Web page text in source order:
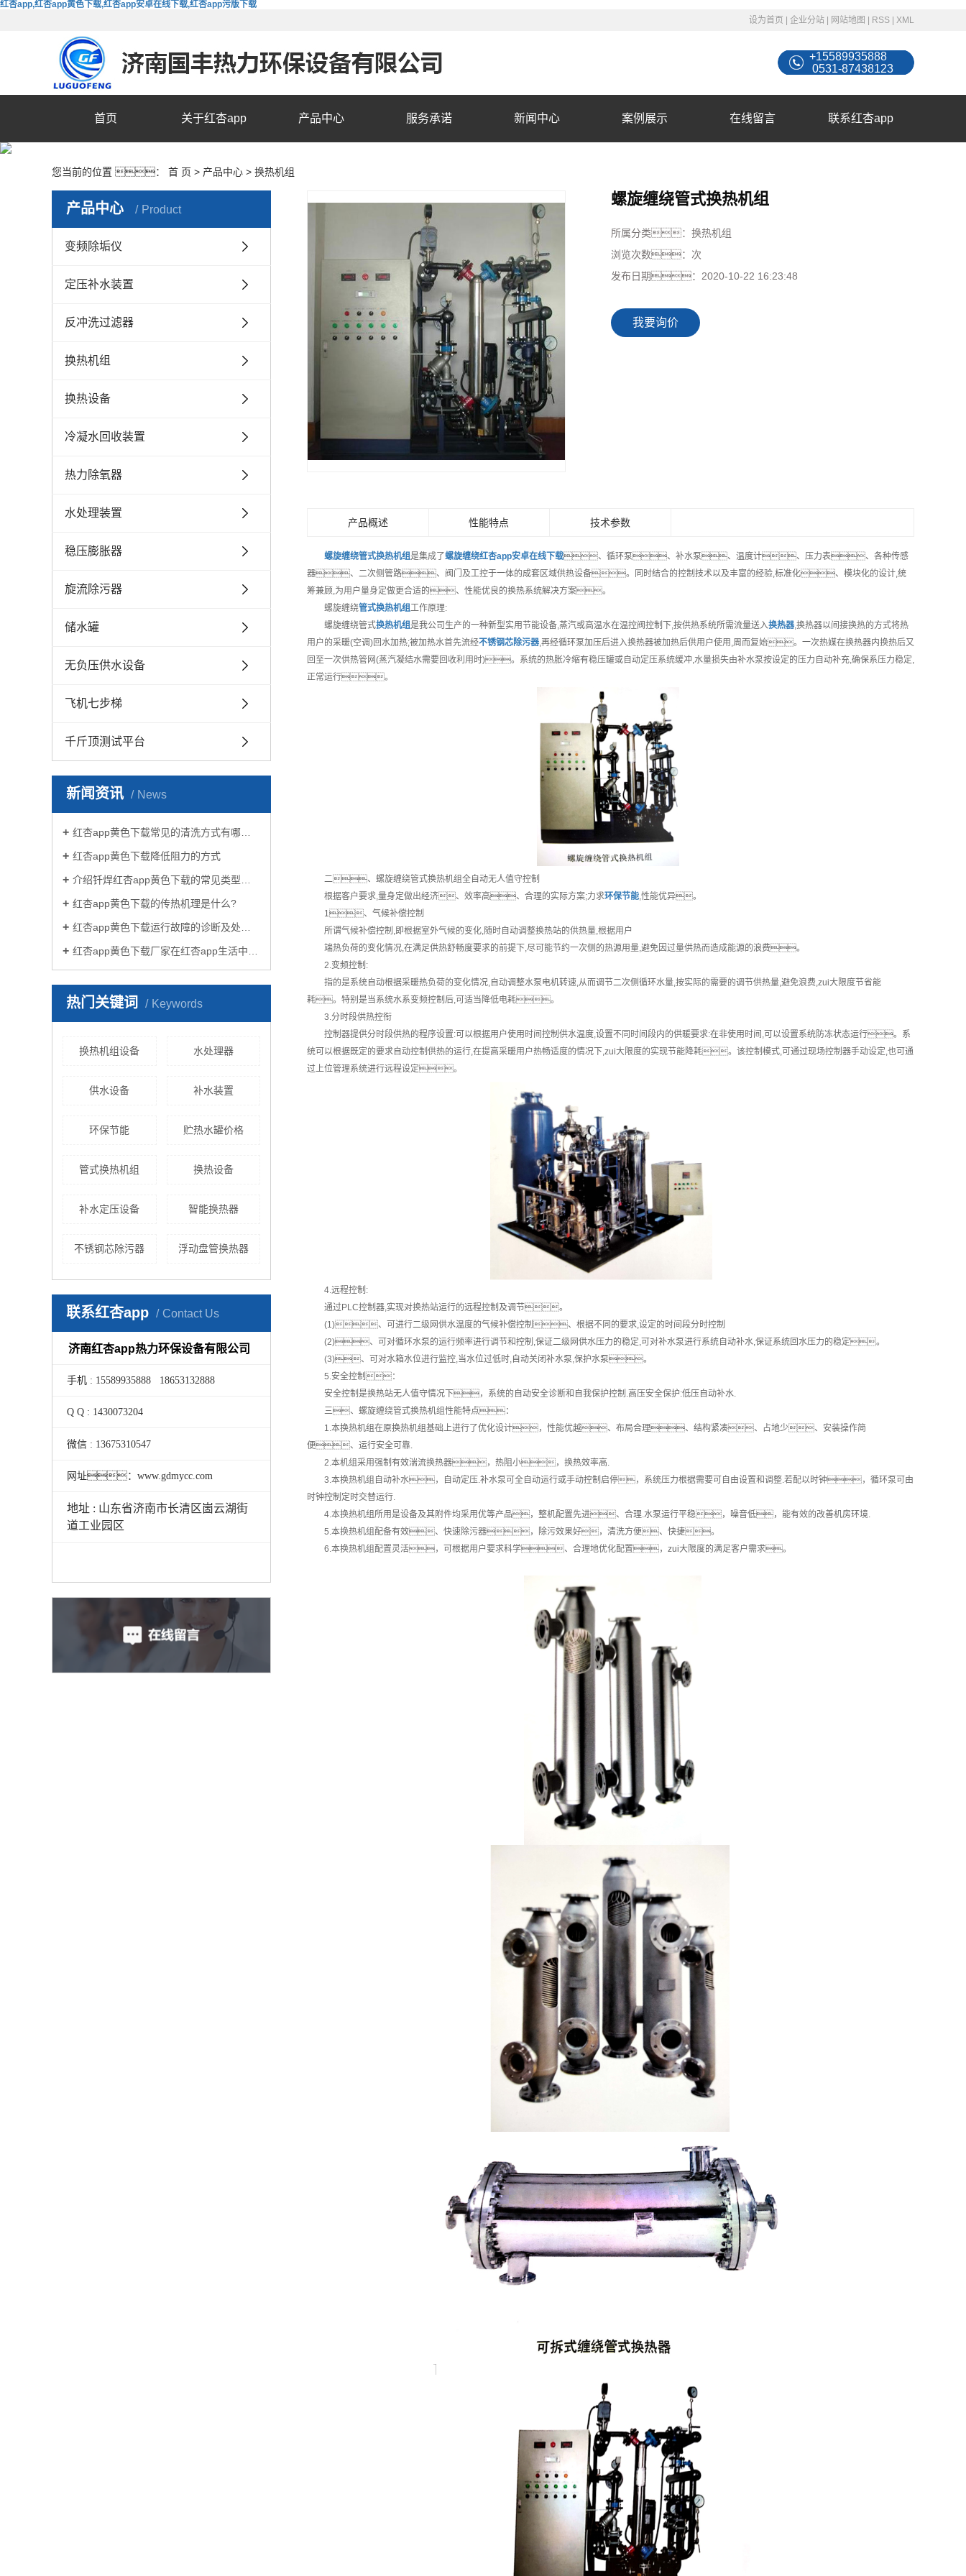
红杏app,红杏app黄色下载,红杏app安卓在线下载,红杏app污版下载
设为首页
企业分站 网站地图 RSS XML
+15589935888
0531-87438123
首页 关于红杏app 产品中心 服务承诺 新闻中心 案例展示 在线留言 联系红杏app
您当前的位置 ： 首 页 > 产品中心 > 换热机组
产品中心 Product
变频除垢仪
定压补水装置
反冲洗过滤器
换热机组
换热设备
冷凝水回收装置
热力除氧器
水处理装置
稳压膨胀器
旋流除污器
储水罐
无负压供水设备
飞机七步梯
千斤顶测试平台
新闻资讯 News
红杏app黄色下载常见的清洗方式有哪些？
红杏app黄色下载降低阻力的方式
介绍钎焊红杏app黄色下载的常见类型有哪些
红杏app黄色下载的传热机理是什么?
红杏app黄色下载运行故障的诊断及处理方法
红杏app黄色下载厂家在红杏app生活中有哪些作用？
热门关键词 Keywords
换热机组设备 水处理器
供水设备 补水装置
环保节能 贮热水罐价格
管式换热机组 换热设备
补水定压设备 智能换热器
不锈钢芯除污器 浮动盘管换热器
联系红杏app Contact Us
济南红杏app热力环保设备有限公司
手机 : 15589935888 18653132888
Q Q : 1430073204
微信 : 13675310547
网址：www.gdmycc.com
地址 : 山东省济南市长清区崮云湖街
道工业园区
螺旋缠绕管式换热机组
所属分类： 换热机组
浏览次数： 次
发布日期： 2020-10-22 16:23:48
我要询价
产品概述 性能特点 技术参数
螺旋缠绕管式换热机组是集成了螺旋缠绕红杏app安卓在线下载、循环泵、补水泵、温度计、压力表、各种传感
器、二次侧管路、阀门及工控于一体的成套区域供热设备。同时结合的控制技术以及丰富的经验,标准化、模块化的设计,统
筹兼顾,为用户量身定做更合适的、性能优良的换热系统解决方案。
螺旋缠绕管式换热机组工作原理:
螺旋缠绕管式换热机组是我公司生产的一种新型实用节能设备,蒸汽或高温水在温控阀控制下,按供热系统所需流量送入换热器,换热器以间接换热的方式将热
用户的采暖(空调)回水加热;被加热水首先流经不锈钢芯除污器,再经循环泵加压后进入换热器被加热后供用户使用,周而复始。一次热媒在换热器内换热后又
回至一次供热管网(蒸汽凝结水需要回收利用时)。系统的热胀冷缩有稳压罐或自动定压系统缓冲,水量损失由补水泵按设定的压力自动补充,确保系压力稳定,
正常运行。
二、螺旋缠绕管式换热机组全自动无人值守控制
根据客户要求,量身定做出经济、效率高、合理的实际方案;力求环保节能,性能优异。
1、气候补偿控制
所谓气候补偿控制,即根据室外气候的变化,随时自动调整换热站的供热量,根据用户
端热负荷的变化情况,在满足供热舒畅度要求的前提下,尽可能节约一次侧的热源用量,避免因过量供热而造成能源的浪费。
2.变频控制:
指的是系统自动根据采暖热负荷的变化情况,自动调整水泵电机转速,从而调节二次侧循环水量,按实际的需要的调节供热量,避免浪费,zui大限度节省能
耗。特别是当系统水系变频控制后,可适当降低电耗。
3.分时段供热控衔
控制器提供分时段供热的程序设置:可以根据用户使用时间控制供水温度,设置不同时间段内的供暖要求:在非使用时间,可以设置系统防冻状态运行。系
统可以根据既定的要求自动控制供热的运行,在提高采暖用户热畅适度的情况下,zui大限度的实现节能降耗。该控制模式,可通过现场控制器手动设定,也可通
过上位管理系统进行远程设定。
4.远程控制:
通过PLC控制器,实现对换热站运行的远程控制及调节。
(1)、可进行二级网供水温度的气候补偿控制、根据不同的要求,设定的时间段分时控制
(2)、可对循环水泵的运行频率进行调节和控制,保证二级网供水压力的稳定,可对补水泵进行系统自动补水,保证系统回水压力的稳定。
(3)、可对水箱水位进行监控,当水位过低时,自动关闭补水泵,保护水泵。
5.安全控制：
安全控制是换热站无人值守情况下，系统的自动安全诊断和自我保护控制.高压安全保护:低压自动补水.
三、螺旋缠绕管式换热机组性能特点：
1.本换热机组在原换热机组基础上进行了优化设计，性能优越、布局合理、结构紧凑、占地少、安装操作简
便、运行安全可靠.
2.本机组采用强制有效湍流换热器，热阻小，换热效率高.
3.本换热机组自动补水，自动定压.补水泵可全自动运行或手动控制启停，系统压力根据需要可自由设置和调整.若配以时钟，循环泵可由
时钟控制定时交替运行.
4.本换热机组所用是设备及其附件均采用优等产品，整机配置先进、合理.水泵运行平稳，噪音低，能有效的改善机房环境.
5.本换热机组配备有效、快速除污器，除污效果好，清洗方便、快捷。
6.本换热机组配置灵活，可根据用户要求科学、合理地优化配置，zui大限度的满足客户需求。